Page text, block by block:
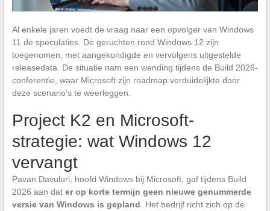
Al enkele jaren voedt de vraag naar een opvolger van Windows
11 de speculaties. De geruchten rond Windows 12 zijn
toegenomen, met aangekondigde en vervolgens uitgestelde
releasedata. De situatie nam een wending tijdens de Build 2026-
conferentie, waar Microsoft zijn roadmap verduidelijkte door
deze scenario’s te weerleggen.
Project K2 en Microsoft-
strategie: wat Windows 12
vervangt
Pavan Davuluri, hoofd Windows bij Microsoft, gaf tijdens Build
2026 aan dat er op korte termijn geen nieuwe genummerde
versie van Windows is gepland . Het bedrijf richt zich op de